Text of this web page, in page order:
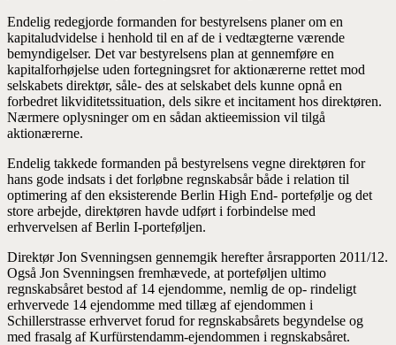
Endelig redegjorde formanden for bestyrelsens planer om en
kapitaludvidelse i henhold til en af de i vedtægterne værende
bemyndigelser. Det var bestyrelsens plan at gennemføre en
kapitalforhøjelse uden fortegningsret for aktionærerne rettet mod
selskabets direktør, såle- des at selskabet dels kunne opnå en
forbedret likviditetssituation, dels sikre et incitament hos direktøren.
Nærmere oplysninger om en sådan aktieemission vil tilgå
aktionærerne.
Endelig takkede formanden på bestyrelsens vegne direktøren for
hans gode indsats i det forløbne regnskabsår både i relation til
optimering af den eksisterende Berlin High End- portefølje og det
store arbejde, direktøren havde udført i forbindelse med
erhvervelsen af Berlin I-porteføljen.
Direktør Jon Svenningsen gennemgik herefter årsrapporten 2011/12.
Også Jon Svenningsen fremhævede, at porteføljen ultimo
regnskabsåret bestod af 14 ejendomme, nemlig de op- rindeligt
erhvervede 14 ejendomme med tillæg af ejendommen i
Schillerstrasse erhvervet forud for regnskabsårets begyndelse og
med frasalg af Kurfürstendamm-ejendommen i regnskabsåret.